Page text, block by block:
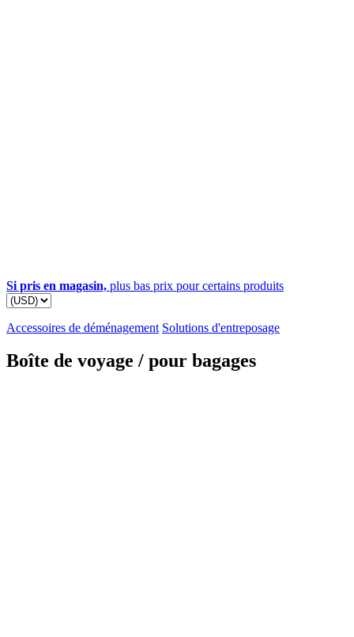
Si pris en magasin, plus bas prix pour certains produits
Accessoires de déménagement Solutions d'entreposage
Boîte de voyage / pour bagages